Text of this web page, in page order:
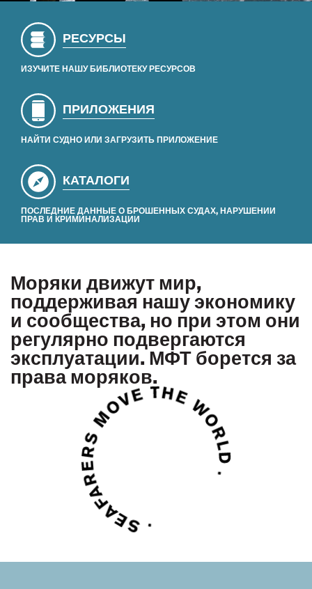
РЕСУРСЫ
ИЗУЧИТЕ НАШУ БИБЛИОТЕКУ РЕСУРСОВ
ПРИЛОЖЕНИЯ
НАЙТИ СУДНО ИЛИ ЗАГРУЗИТЬ ПРИЛОЖЕНИЕ
КАТАЛОГИ
ПОСЛЕДНИЕ ДАННЫЕ О БРОШЕННЫХ СУДАХ, НАРУШЕНИИ
ПРАВ И КРИМИНАЛИЗАЦИИ
Моряки движут мир,
поддерживая нашу экономику
и сообщества, но при этом они
регулярно подвергаются
эксплуатации. МФТ борется за
права моряков.